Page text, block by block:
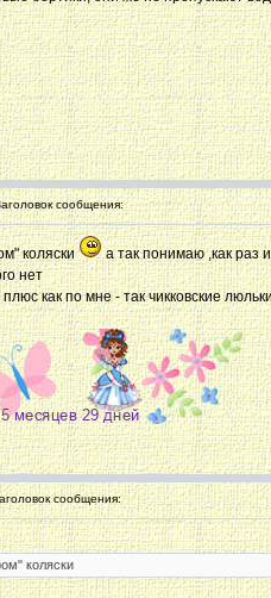
сообщения:
коляски
а так понимаю ,как раз
нет
как по мне - так чикковские
сообщения:
коляски